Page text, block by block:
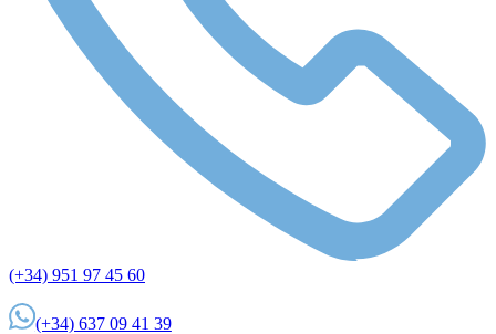
(+34) 951 97 45 60
(+34) 637 09 41 39